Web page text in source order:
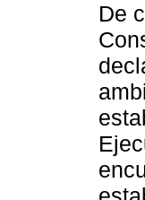
De